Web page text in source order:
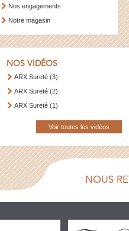
Nos engagements
Notre magasin
NOS VIDÉOS
ARX Sureté (3)
ARX Sureté (2)
ARX Sureté (1)
Voir toutes les vidéos
NOUS